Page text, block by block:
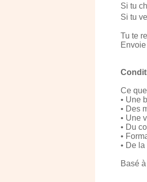
Si tu
Si tu
Tu te
Ce
• Une
• Des
• Une
• Du
•
• De
Basé